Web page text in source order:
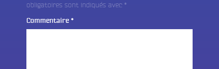
obligatoires sont indiqués avec *
Commentaire *